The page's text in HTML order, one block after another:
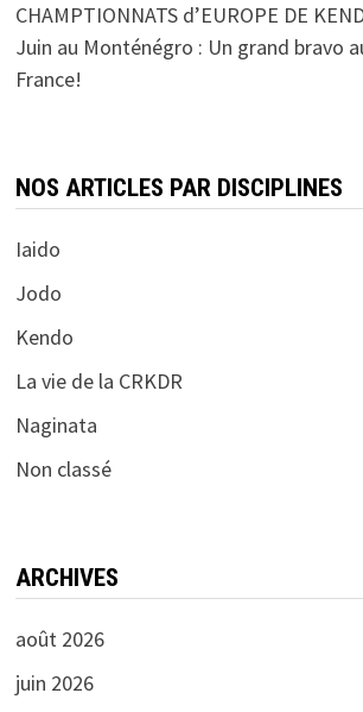
CHAMPTIONNATS d’EUROPE DE
Juin au Monténégro : Un grand bravo
France!
NOS ARTICLES PAR DISCIPLINES
Iaido
Jodo
Kendo
La vie de la CRKDR
Naginata
Non classé
ARCHIVES
août 2026
juin 2026